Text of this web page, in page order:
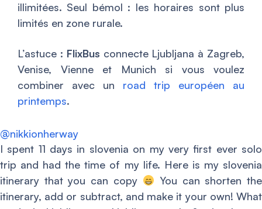
illimitées. Seul bémol : les horaires sont plus
limités en zone rurale.
L’astuce : FlixBus connecte Ljubljana à Zagreb,
Venise, Vienne et Munich si vous voulez
combiner avec un road trip européen au
printemps.
@nikkionherway
I spent 11 days in slovenia on my very first ever solo
trip and had the time of my life. Here is my slovenia
itinerary that you can copy
You can shorten the
itinerary, add or subtract, and make it your own! What